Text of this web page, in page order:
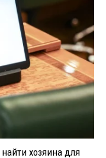
хозяина для